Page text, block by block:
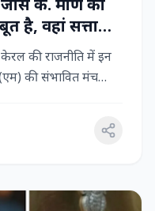
है, वहां सत्ता
रहने पर जोर
की राजनीति में इन
की संभावित मंच